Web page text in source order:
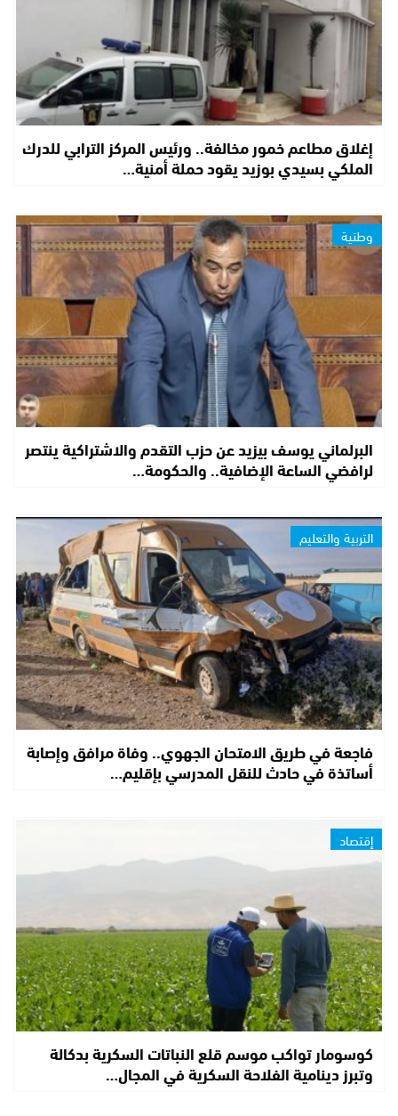
إغلاق مطاعم خمور مخالفة.. ورئيس المركز الترابي للدرك
الملكي بسيدي بوزيد يقود حملة أمنية…
وطنية
البرلماني يوسف بيزيد عن حزب التقدم والاشتراكية ينتصر
لرافضي الساعة الإضافية.. والحكومة…
التربية والتعليم
فاجعة في طريق الامتحان الجهوي.. وفاة مرافق وإصابة
أساتذة في حادث للنقل المدرسي بإقليم…
إقتصاد
كوسومار تواكب موسم قلع النباتات السكرية بدكالة
وتبرز دينامية الفلاحة السكرية في المجال…